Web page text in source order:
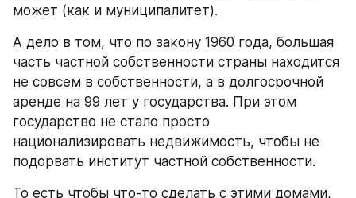
может (как и муниципалитет).
А дело в том, что по закону 1960 года, большая
часть частной собственности страны находится
не совсем в собственности, а в долгосрочной
аренде на 99 лет у государства. При этом
государство не стало просто
национализировать недвижимость, чтобы не
подорвать институт частной собственности.
То есть чтобы что-то сделать с этими домами,